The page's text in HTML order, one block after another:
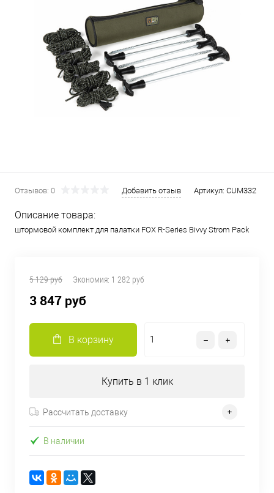
Отзывов: 0 Добавить отзыв Артикул: CUM332
Описание товара:
штормовой комплект для палатки FOX R-Series Bivvy Strom Pack
5 129 руб Экономия: 1 282 руб
3 847 руб
В корзину
Купить в 1 клик
Рассчитать доставку
В наличии